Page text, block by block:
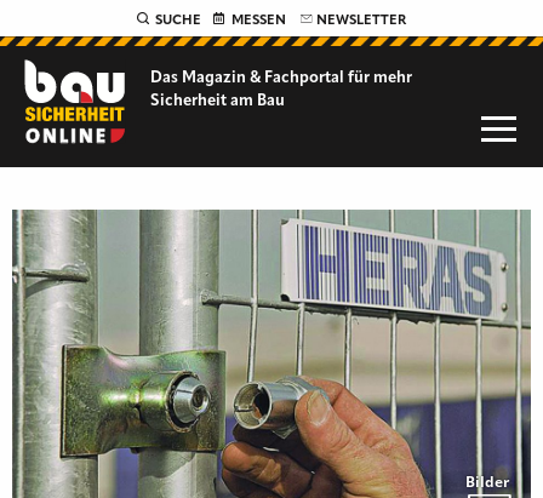
SUCHE MESSEN NEWSLETTER
Das Magazin & Fachportal für mehr
Sicherheit am Bau
Bilder